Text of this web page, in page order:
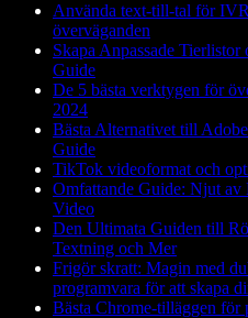
Använda text-till-tal för
överväganden
Skapa Anpassade
Guide
De 5 bästa verktygen för
2024
Bästa Alternativet till
Guide
TikTok videoformat och
Omfattande Guide: Njut av
Video
Den Ultimata Guiden till
Textning och Mer
Frigör skratt: Magin med
programvara för att skapa
Bästa Chrome-tilläggen för